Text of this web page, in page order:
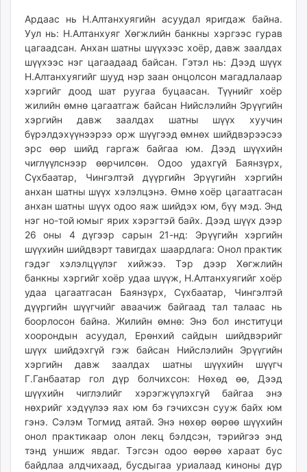
Ардаас нь Н.Алтанхуягийн асуудал яригдаж байна.
Уул нь: Н.Алтанхуяг Хөгжлийн банкны хэргээс гурав
цагаадсан. Анхан шатны шүүхээс хоёр, давж заалдах
шүүхээс нэг цагаадаад байсан. Гэтэл нь: Дээд шүүх
Н.Алтанхуягийг шууд нэр заан онцолсон магадлалаар
хэргийг доод шат руугаа буцаасан. Түүнийг хоёр
жилийн өмнө цагаатгаж байсан Нийслэлийн Эрүүгийн
хэргийн давж заалдах шатны шүүх хуучин
бүрэлдэхүүнээрээ орж шүүгээд өмнөх шийдвэрээсээ
эрс өөр шийд гаргаж байгаа юм. Дээд шүүхийн
чиглүүлснээр өөрчилсөн. Одоо удахгүй Баянзүрх,
Сүхбаатар, Чингэлтэй дүүргийн Эрүүгийн хэргийн
анхан шатны шүүх хэлэлцэнэ. Өмнө хоёр цагаатгасан
анхан шатны шүүх одоо яаж шийдэх юм, бүү мэд. Энд
нэг но-той юмыг ярих хэрэгтэй байх. Дээд шүүх дээр
26 оны 4 дүгээр сарын 21-нд: Эрүүгийн хэргийн
шүүхийн шийдвэрт тавигдах шаардлага: Онол практик
гэдэг хэлэлцүүлэг хийжээ. Тэр дээр Хөгжлийн
банкны хэргийг хоёр удаа шүүж, Н.Алтанхуягийг хоёр
удаа цагаатгасан Баянзүрх, Сүхбаатар, Чингэлтэй
дүүргийн шүүгчийг аваачиж байгаад тал талаас нь
боорлосон байна. Жилийн өмнө: Энэ бол институци
хоорондын асуудал, Ерөнхий сайдын шийдвэрийг
шүүх шийдэхгүй гэж байсан Нийслэлийн Эрүүгийн
хэргийн давж заалдах шатны шүүхийн шүүгч
Г.Ганбаатар гол дүр болчихсон: Нөхөд өө, Дээд
шүүхийн чиглэлийг хэрэгжүүлэхгүй байгаа энэ
нөхрийг хэдүүлээ яах юм бэ гэчихсэн сууж байх юм
гэнэ. Сэлэм Тогмид аятай. Энэ нөхөр өөрөө шүүхийн
онол практикаар олон лекц бэлдсэн, тэрийгээ энд
тэнд уншиж явдаг. Тэгсэн одоо өөрөө хараат бус
байдлаа алдчихаад, бусдыгаа уриалаад киноны дүр